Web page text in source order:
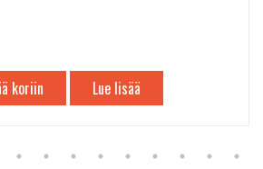
koriin Lue lisää